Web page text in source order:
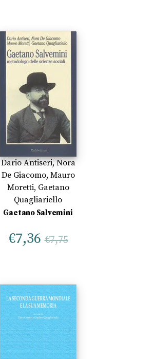
Dario Antiseri,Nora
De Giacomo, Mauro
Moretti, Gaetano
Quagliariello
Gaetano Salvemini
€7,36 €7,75